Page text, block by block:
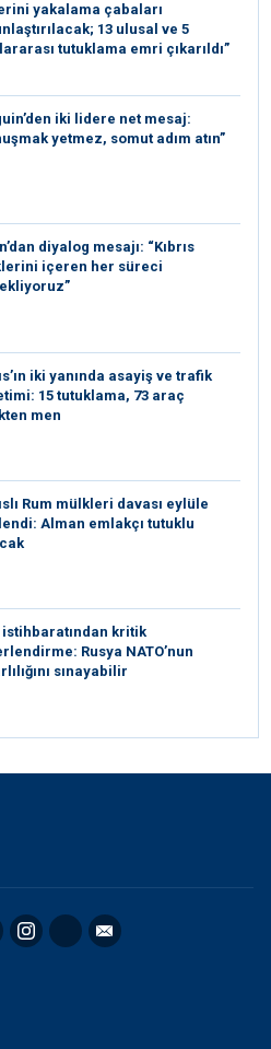
yakalama çabaları
13 ulusal ve 5
tutuklama emri çıkarıldı”
iki lidere net mesaj:
yetmez, somut adım atın”
diyalog mesajı: “Kıbrıs
içeren her süreci
iki yanında asayiş ve trafik
15 tutuklama, 73 araç
men
Rum mülkleri davası eylüle
Alman emlakçı tutuklu
istihbaratından kritik
Rusya NATO’nun
sınayabilir
Twitter Instagram RSS